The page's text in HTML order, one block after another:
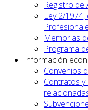
Registro de
Ley 2/
Memorias
Programa
Información
Convenios
Contratos y